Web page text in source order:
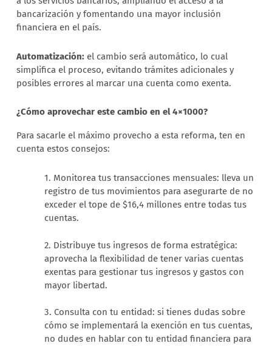
bancarización y fomentando una mayor inclusión
financiera en el país.
Automatización: el cambio será automático, lo cual
simplifica el proceso, evitando trámites adicionales y
posibles errores al marcar una cuenta como exenta.
¿Cómo aprovechar este cambio en el 4×1000?
Para sacarle el máximo provecho a esta reforma, ten en
cuenta estos consejos:
1. Monitorea tus transacciones mensuales: lleva un
registro de tus movimientos para asegurarte de no
exceder el tope de $16,4 millones entre todas tus
cuentas.
2. Distribuye tus ingresos de forma estratégica:
aprovecha la flexibilidad de tener varias cuentas
exentas para gestionar tus ingresos y gastos con
mayor libertad.
3. Consulta con tu entidad: si tienes dudas sobre
cómo se implementará la exención en tus cuentas,
no dudes en hablar con tu entidad financiera para